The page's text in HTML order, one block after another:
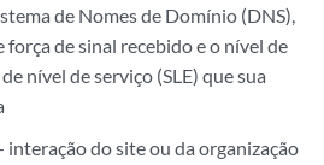
de Nomes de Domínio (DNS),
força de sinal recebido e o nível de
nível de serviço (SLE) que sua
interação do site ou da organização